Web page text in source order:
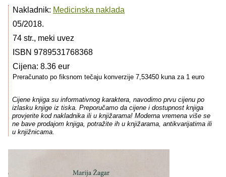
Nakladnik: Medicinska naklada
05/2018.
74 str., meki uvez
ISBN 9789531768368
Cijena: 8.36 eur
Preračunato po fiksnom tečaju konverzije 7,53450 kuna za 1 euro
Cijene knjiga su informativnog karaktera, navodimo prvu cijenu po
izlasku knjige iz tiska. Preporučamo da cijene i dostupnost knjiga
provjerite kod nakladnika ili u knjižarama! Moderna vremena više se
ne bave prodajom knjiga, potražite ih u knjižarama, antikvarijatima ili
u knjižnicama.